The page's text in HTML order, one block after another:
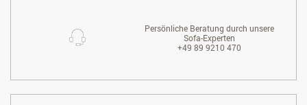
Persönliche Beratung durch unsere
Sofa-Experten
+49 89 9210 470